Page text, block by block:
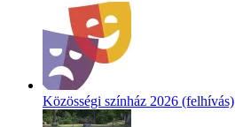
Közösségi színház 2026 (felhívás)